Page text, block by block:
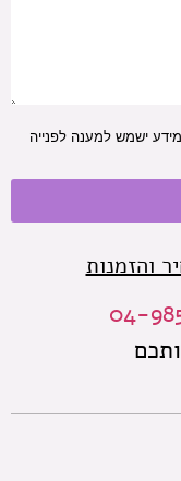
ישמש למענה לפנייה
והזמנות
04-